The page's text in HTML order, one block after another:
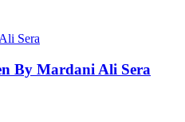
By Mardani Ali Sera